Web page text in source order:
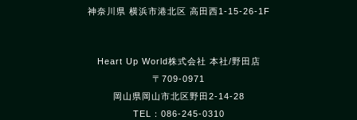
神奈川県 横浜市港北区 高田西1-15-26-1F
Heart Up World株式会社 本社/野田店
〒709-0971
岡山県岡山市北区野田2-14-28
TEL：086-245-0310